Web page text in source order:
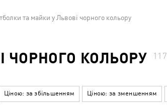
та майки у Львові чорного кольору
ЧОРНОГО КОЛЬОРУ 117
Ціною: за збільшенням Ціною: за зменшенням